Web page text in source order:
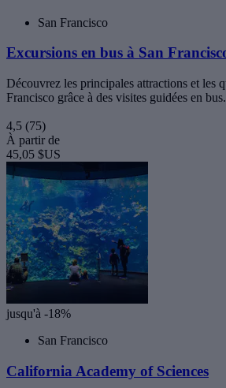
San Francisco
Excursions en bus à San
Découvrez les principales attractions et les
Francisco grâce à des visites guidées en bus.
4,5 (75)
À partir de
45,05 $US
jusqu'à -18%
San Francisco
California Academy of Sciences